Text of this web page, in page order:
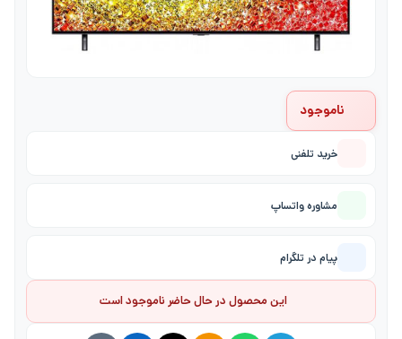
ناموجود
خرید تلفنی
مشاوره واتساپ
پیام در تلگرام
این محصول در حال حاضر ناموجود است